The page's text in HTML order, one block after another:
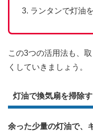
ランタンで灯油
この3つの活用法も、
くしていきましょう。
灯油で換気扇を掃除
余った少量の灯油で、